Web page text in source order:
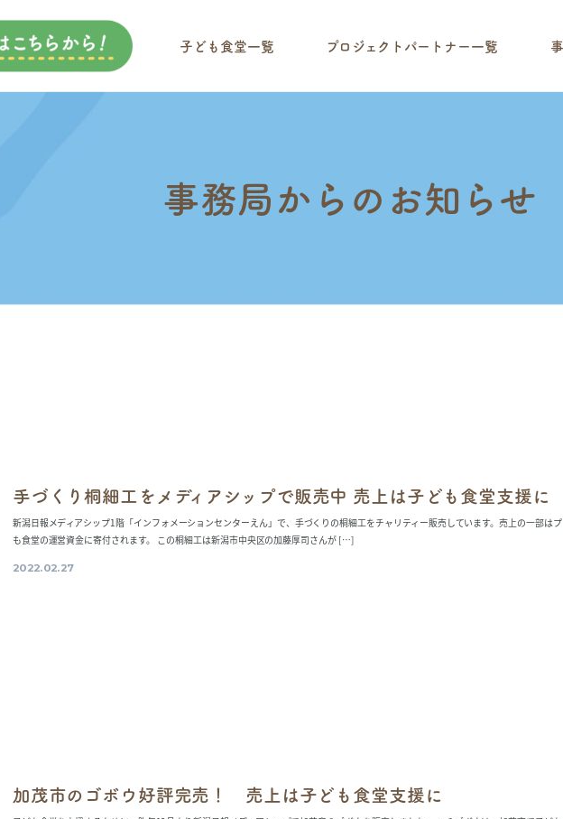
子ども食堂一覧 プロジェクトパートナー一覧
事務局からのお知らせ
手づくり桐細工をメディアシップで販売中 売上は子ども食堂支援に
新潟日報メディアシップ1階「インフォメーションセンターえん」で、手づくりの桐細工をチャリティー販売しています。売上の一部は
も食堂の運営資金に寄付されます。 この桐細工は新潟市中央区の加藤厚司さんが […]
2022.02.27
加茂市のゴボウ好評完売！ 売上は子ども食堂支援に